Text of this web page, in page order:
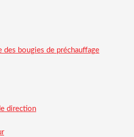
des bougies de préchauffage
direction